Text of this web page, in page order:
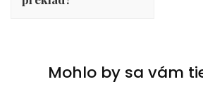
Mohlo by sa vám